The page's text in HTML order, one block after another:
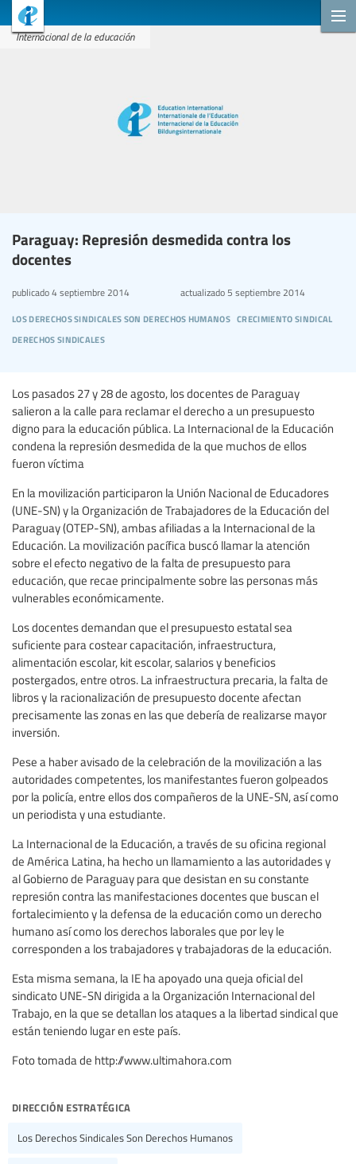
Internacional de la educación
Paraguay: Represión desmedida contra los
docentes
los derechos sindicales son derechos humanos crecimiento sindical
derechos sindicales
publicado4 septiembre 2014 actualizado5 septiembre 2014
Los pasados 27 y 28 de agosto, los docentes de Paraguay
salieron a la calle para reclamar el derecho a un presupuesto
digno para la educación pública. La Internacional de la Educación
condena la represión desmedida de la que muchos de ellos
fueron víctima
En la movilización participaron la Unión Nacional de Educadores
(UNE-SN) y la Organización de Trabajadores de la Educación del
Paraguay (OTEP-SN), ambas afiliadas a la Internacional de la
Educación. La movilización pacífica buscó llamar la atención
sobre el efecto negativo de la falta de presupuesto para
educación, que recae principalmente sobre las personas más
vulnerables económicamente.
Los docentes demandan que el presupuesto estatal sea
suficiente para costear capacitación, infraestructura,
alimentación escolar, kit escolar, salarios y beneficios
postergados, entre otros. La infraestructura precaria, la falta de
libros y la racionalización de presupuesto docente afectan
precisamente las zonas en las que debería de realizarse mayor
inversión.
Pese a haber avisado de la celebración de la movilización a las
autoridades competentes, los manifestantes fueron golpeados
por la policía, entre ellos dos compañeros de la UNE-SN, así como
un periodista y una estudiante.
La Internacional de la Educación, a través de su oficina regional
de América Latina, ha hecho un llamamiento a las autoridades y
al Gobierno de Paraguay para que desistan en su constante
represión contra las manifestaciones docentes que buscan el
fortalecimiento y la defensa de la educación como un derecho
humano así como los derechos laborales que por ley le
corresponden a los trabajadores y trabajadoras de la educación.
Esta misma semana, la IE ha apoyado una queja oficial del
sindicato UNE-SN dirigida a la Organización Internacional del
Trabajo, en la que se detallan los ataques a la libertad sindical que
están teniendo lugar en este país.
Foto tomada de http://www.ultimahora.com
dirección estratégica
Los Derechos Sindicales Son Derechos Humanos